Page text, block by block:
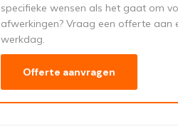
specifieke wensen als het gaat om
afwerkingen? Vraag een offerte aan
werkdag.
Offerte aanvragen